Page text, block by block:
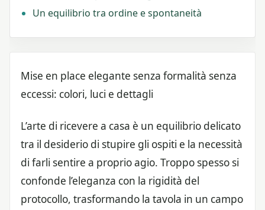
Un equilibrio tra ordine e spontaneità
Mise en place elegante senza formalità senza
eccessi: colori, luci e dettagli
L’arte di ricevere a casa è un equilibrio delicato
tra il desiderio di stupire gli ospiti e la necessità
di farli sentire a proprio agio. Troppo spesso si
confonde l’eleganza con la rigidità del
protocollo, trasformando la tavola in un campo